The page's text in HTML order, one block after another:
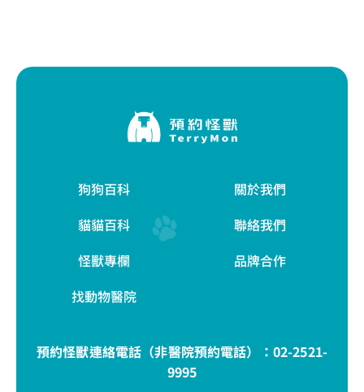
狗狗百科
貓貓百科
怪獸專欄
找動物醫院
關於我們
聯絡我們
品牌合作
預約怪獸連絡電話（非醫院預約電話）： 02-2521-
9995